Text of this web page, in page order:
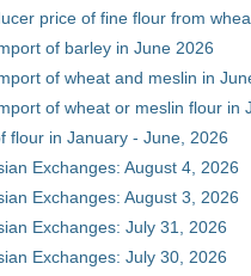
price of fine flour from
of barley in June 2026
of wheat and meslin in
of wheat or meslin flour in
flour in January - June, 2026
Exchanges: August 4, 2026
Exchanges: August 3, 2026
Exchanges: July 31, 2026
Exchanges: July 30, 2026